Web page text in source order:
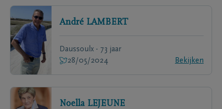
André LAMBERT
Daussoulx - 73 jaar
28/05/2024
Bekijken
Noella LEJEUNE